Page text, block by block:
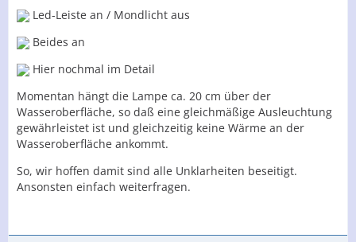
Led-Leiste an / Mondlicht aus
Beides an
Hier nochmal im Detail
Momentan hängt die Lampe ca. 20 cm über der
Wasseroberfläche, so daß eine gleichmäßige Ausleuchtung
gewährleistet ist und gleichzeitig keine Wärme an der
Wasseroberfläche ankommt.
So, wir hoffen damit sind alle Unklarheiten beseitigt.
Ansonsten einfach weiterfragen.